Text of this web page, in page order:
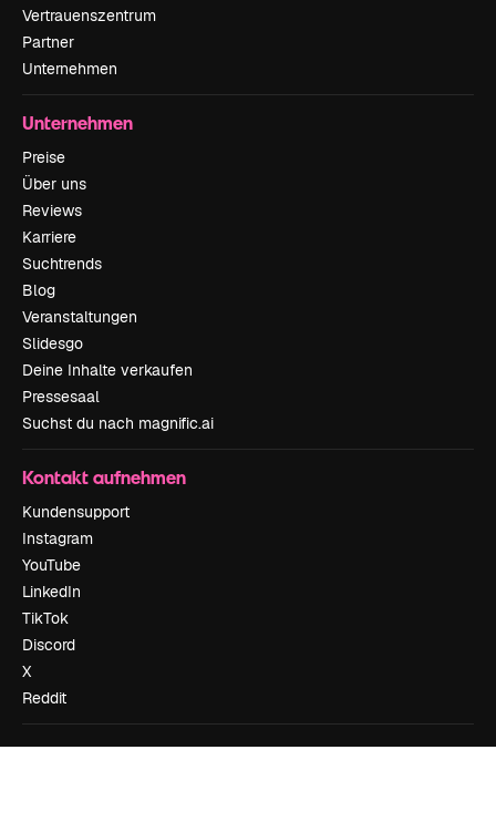
Vertrauenszentrum
Partner
Unternehmen
Unternehmen
Preise
Über uns
Reviews
Karriere
Suchtrends
Blog
Veranstaltungen
Slidesgo
Deine Inhalte verkaufen
Pressesaal
Suchst du nach magnific.ai
Kontakt aufnehmen
Kundensupport
Instagram
YouTube
LinkedIn
TikTok
Discord
X
Reddit